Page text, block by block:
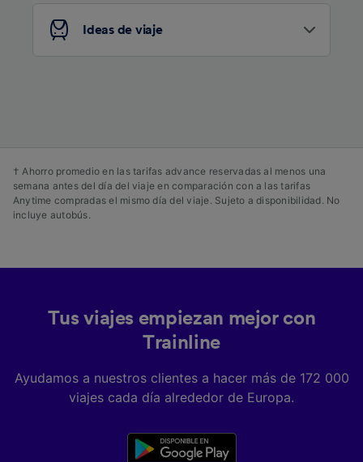
Ideas de viaje
† Ahorro promedio en las tarifas advance reservadas al menos una
semana antes del día del viaje en comparación con a las tarifas
Anytime compradas el mismo día del viaje. Sujeto a disponibilidad. No
incluye autobús.
Tus viajes empiezan mejor con
Trainline
Ayudamos a nuestros clientes a hacer más de 172 000
viajes cada día alrededor de Europa.
Lista de asociados (proveedores)